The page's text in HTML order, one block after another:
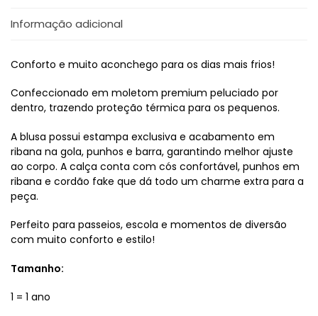
Informação adicional
Conforto e muito aconchego para os dias mais frios!
Confeccionado em moletom premium peluciado por
dentro, trazendo proteção térmica para os pequenos.
A blusa possui estampa exclusiva e acabamento em
ribana na gola, punhos e barra, garantindo melhor ajuste
ao corpo. A calça conta com cós confortável, punhos em
ribana e cordão fake que dá todo um charme extra para a
peça.
Perfeito para passeios, escola e momentos de diversão
com muito conforto e estilo!
Tamanho:
1 = 1 ano